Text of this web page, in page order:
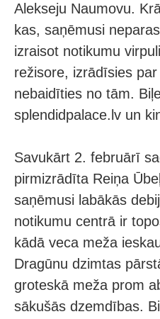
Alekseju Naumovu.
kas, saņēmusi
izraisot notikumu
režisore, izrādīsies
nebaidīties no tām.
splendidpalace.lv un
Savukārt 2. februārī
pirmizrādīta Reiņa
saņēmusi labākās
notikumu centrā ir
kādā veca meža
Dragūnu dzimtas
groteskā meža prom
sākušās dzemdības.